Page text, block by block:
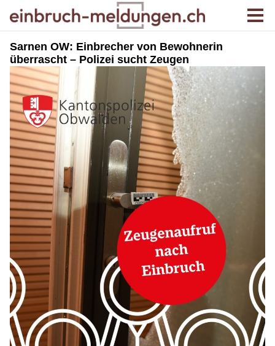
Sarnen OW: Einbrecher von Bewohnerin
überrascht – Polizei sucht Zeugen